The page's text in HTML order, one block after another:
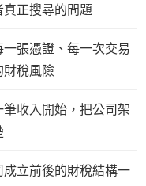
正搜尋的問題
張憑證、每一次交易
財稅風險
收入開始，把公司架
立前後的財稅結構一